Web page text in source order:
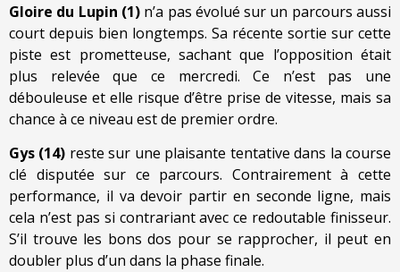
Gloire du Lupin (1) n’a pas évolué sur un parcours aussi
court depuis bien longtemps. Sa récente sortie sur cette
piste est prometteuse, sachant que l’opposition était
plus relevée que ce mercredi. Ce n’est pas une
débouleuse et elle risque d’être prise de vitesse, mais sa
chance à ce niveau est de premier ordre.
Gys (14) reste sur une plaisante tentative dans la course
clé disputée sur ce parcours. Contrairement à cette
performance, il va devoir partir en seconde ligne, mais
cela n’est pas si contrariant avec ce redoutable finisseur.
S’il trouve les bons dos pour se rapprocher, il peut en
doubler plus d’un dans la phase finale.